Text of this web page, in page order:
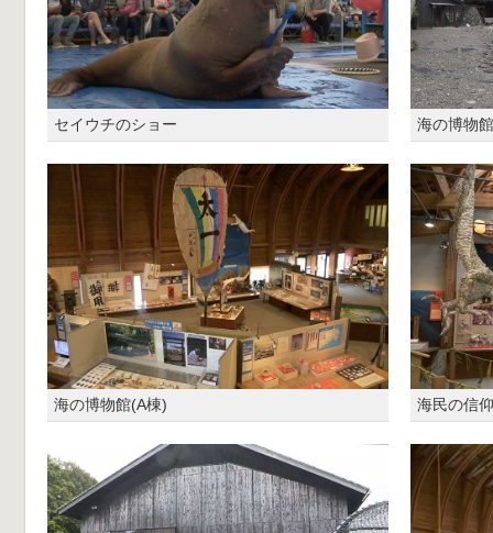
セイウチのショー 海の博物
海の博物館(A棟) 海民の信